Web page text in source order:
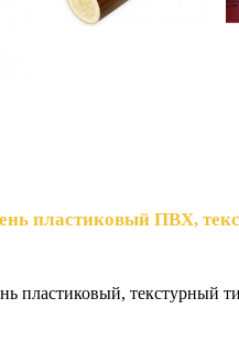
пластиковый ПВХ,
пластиковый, текстурный